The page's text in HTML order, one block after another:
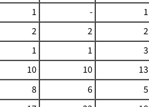
1 - 1
2 2 2
1 1 3
10 10 13
8 6 5